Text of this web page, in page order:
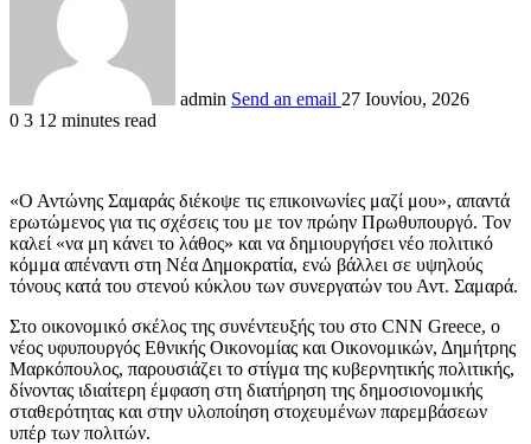
admin Send an email 27 Ιουνίου, 2026
0 3 12 minutes read
«Ο Αντώνης Σαμαράς διέκοψε τις επικοινωνίες μαζί μου», απαντά
ερωτώμενος για τις σχέσεις του με τον πρώην Πρωθυπουργό. Τον
καλεί «να μη κάνει το λάθος» και να δημιουργήσει νέο πολιτικό
κόμμα απέναντι στη Νέα Δημοκρατία, ενώ βάλλει σε υψηλούς
τόνους κατά του στενού κύκλου των συνεργατών του Αντ. Σαμαρά.
Στο οικονομικό σκέλος της συνέντευξής του στο CNN Greece, ο
νέος υφυπουργός Εθνικής Οικονομίας και Οικονομικών, Δημήτρης
Μαρκόπουλος, παρουσιάζει το στίγμα της κυβερνητικής πολιτικής,
δίνοντας ιδιαίτερη έμφαση στη διατήρηση της δημοσιονομικής
σταθερότητας και στην υλοποίηση στοχευμένων παρεμβάσεων
υπέρ των πολιτών.